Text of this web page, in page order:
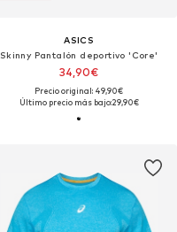
ASICS
Skinny Pantalón deportivo 'Core'
34,90€
Precio original: 49,90€
Último precio más bajo:29,90€